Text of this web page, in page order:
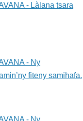
- Làlana tsara
- Ny
fiteny samihafa.